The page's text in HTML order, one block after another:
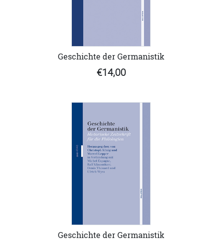
Geschichte der Germanistik
€14,00
Geschichte der Germanistik